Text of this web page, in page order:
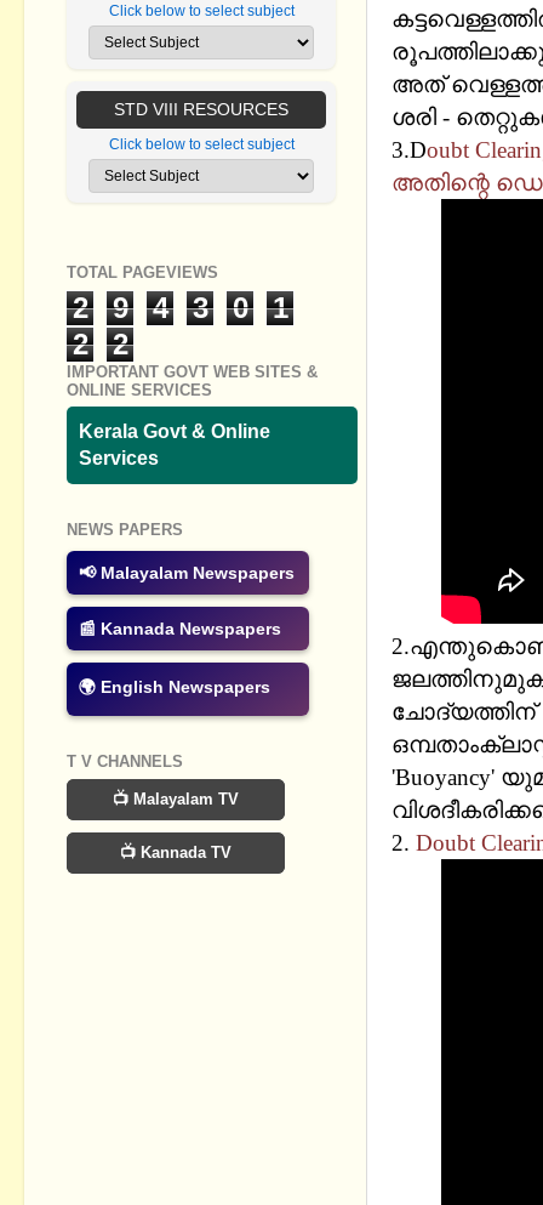
അത്
ശരി -
3.Doubt
അതിന്റെ
ചോദ്യത്തിന്
'Buoyancy'
2. Doubt
Click below to select subject
STD VIII RESOURCES
Click below to select subject
TOTAL PAGEVIEWS
2 9 4 3 0
1
2
2
IMPORTANT GOVT WEB SITES &
ONLINE SERVICES
Kerala Govt & Online
Services
NEWS PAPERS
📢 Malayalam Newspapers
📰 Kannada Newspapers
🌍 English Newspapers
T V CHANNELS
📺 Malayalam TV
📺 Kannada TV